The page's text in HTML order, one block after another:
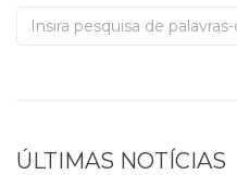
ÚLTIMAS NOTÍCIAS